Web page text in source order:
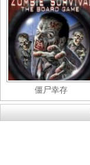
僵尸幸存